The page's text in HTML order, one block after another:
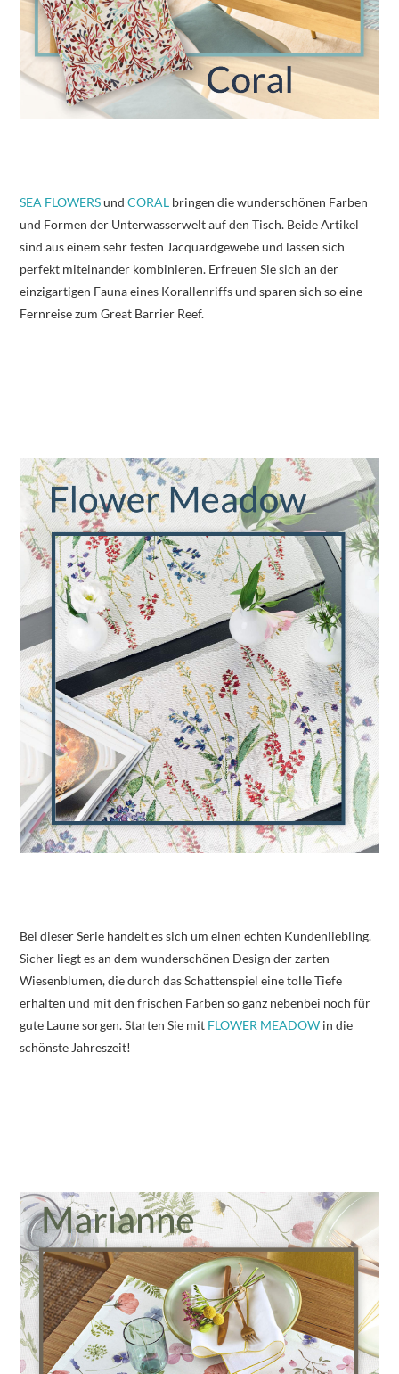
SEA FLOWERSundCORAL bringen die wunderschönen Farben
und Formen der Unterwasserwelt auf den Tisch. Beide Artikel
sind aus einem sehr festen Jacquardgewebe und lassen sich
perfekt miteinander kombinieren. Erfreuen Sie sich an der
einzigartigen Fauna eines Korallenriffs und sparen sich so eine
Fernreise zum Great Barrier Reef.
Bei dieser Serie handelt es sich um einen echten Kundenliebling.
Sicher liegt es an dem wunderschönen Design der zarten
Wiesenblumen, die durch das Schattenspiel eine tolle Tiefe
erhalten und mit den frischen Farben so ganz nebenbei noch für
gute Laune sorgen. Starten Sie mit FLOWER MEADOW in die
schönste Jahreszeit!